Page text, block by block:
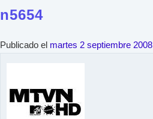
n5654
Publicado el martes 2 septiembre 2008